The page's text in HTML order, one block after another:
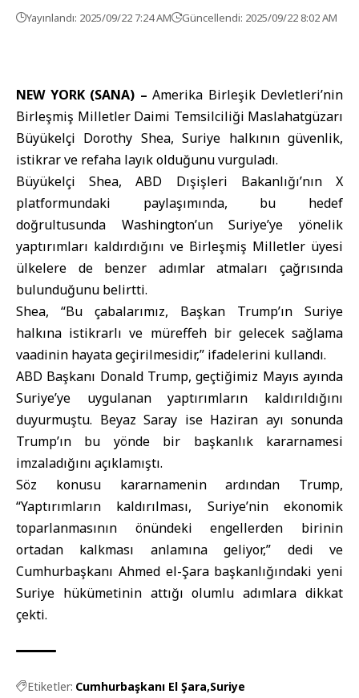
Yayınlandı: 2025/09/22 7:24 AM Güncellendi: 2025/09/22 8:02 AM
NEW YORK (SANA) – Amerika Birleşik Devletleri’nin
Birleşmiş Milletler Daimi Temsilciliği Maslahatgüzarı
Büyükelçi Dorothy Shea, Suriye halkının güvenlik,
istikrar ve refaha layık olduğunu vurguladı.
Büyükelçi Shea, ABD Dışişleri Bakanlığı’nın X
platformundaki paylaşımında, bu hedef
doğrultusunda Washington’un Suriye’ye yönelik
yaptırımları kaldırdığını ve Birleşmiş Milletler üyesi
ülkelere de benzer adımlar atmaları çağrısında
bulunduğunu belirtti.
Shea, “Bu çabalarımız, Başkan Trump’ın Suriye
halkına istikrarlı ve müreffeh bir gelecek sağlama
vaadinin hayata geçirilmesidir,” ifadelerini kullandı.
ABD Başkanı Donald Trump, geçtiğimiz Mayıs ayında
Suriye’ye uygulanan yaptırımların kaldırıldığını
duyurmuştu. Beyaz Saray ise Haziran ayı sonunda
Trump’ın bu yönde bir başkanlık kararnamesi
imzaladığını açıklamıştı.
Söz konusu kararnamenin ardından Trump,
“Yaptırımların kaldırılması, Suriye’nin ekonomik
toparlanmasının önündeki engellerden birinin
ortadan kalkması anlamına geliyor,” dedi ve
Cumhurbaşkanı Ahmed el-Şara başkanlığındaki yeni
Suriye hükümetinin attığı olumlu adımlara dikkat
çekti.
Etiketler: Cumhurbaşkanı El Şara Suriye